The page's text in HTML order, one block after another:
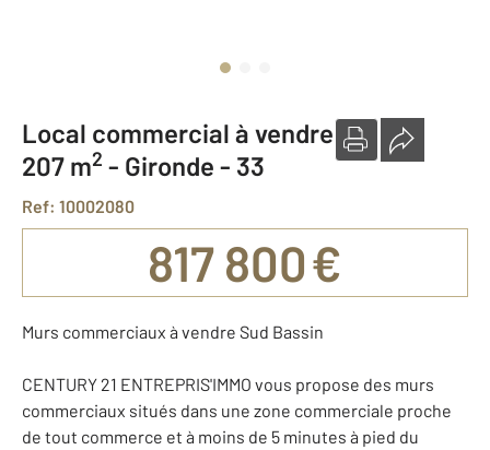
Local commercial à vendre
207 m2 - Gironde - 33
Ref: 10002080
817 800 €
Murs commerciaux à vendre Sud Bassin
CENTURY 21 ENTREPRIS'IMMO vous propose des murs
commerciaux situés dans une zone commerciale proche
de tout commerce et à moins de 5 minutes à pied du